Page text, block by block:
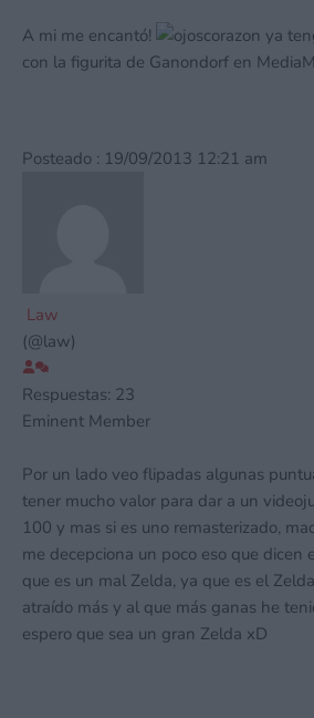
A mi me encantó!
ya
con la figurita de Ganondorf en
Posteado : 19/09/2013 12:21 am
Law
(@law)
Respuestas: 23
Eminent Member
Por un lado veo flipadas algunas
tener mucho valor para dar a un
100 y mas si es uno remasterizado,
me decepciona un poco eso que dicen
que es un mal Zelda, ya que es el
atraído más y al que más ganas he
espero que sea un gran Zelda xD